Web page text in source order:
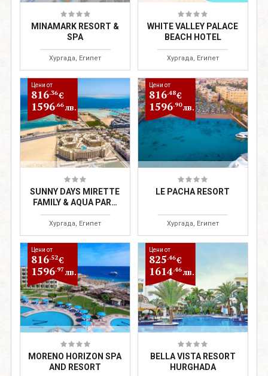
MINAMARK RESORT &
SPA
Хургада, Египет
WHITE VALLEY PALACE
BEACH HOTEL
Хургада, Египет
Цени от
816.36€
1596.66лв.
SUNNY DAYS MIRETTE
FAMILY & AQUA PARK
(2ND LINE)
Хургада, Египет
Цени от
816.48€
1596.90лв.
LE PACHA RESORT
Хургада, Египет
Цени от
816.52€
1596.97лв.
MORENO HORIZON SPA
AND RESORT
Цени от
825.46€
1614.46лв.
BELLA VISTA RESORT
HURGHADA